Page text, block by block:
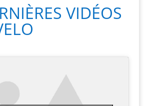
VIDÉOS